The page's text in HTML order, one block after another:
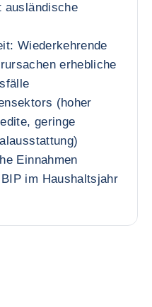
ausländische
Wiederkehrende
erhebliche
(hoher
geringe
Einnahmen
im Haushaltsjahr